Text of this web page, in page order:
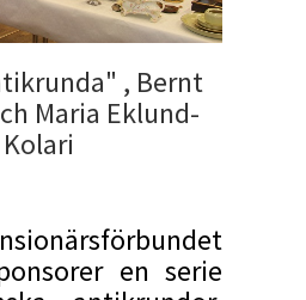
, Bernt
Maria Eklund-
Kolari
en serie